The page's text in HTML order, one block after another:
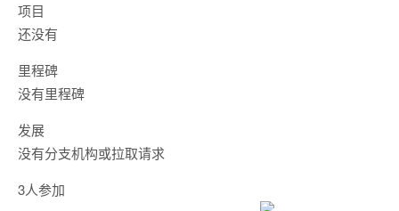
项目
还没有
里程碑
没有里程碑
发展
没有分支机构或拉取请求
3人参加